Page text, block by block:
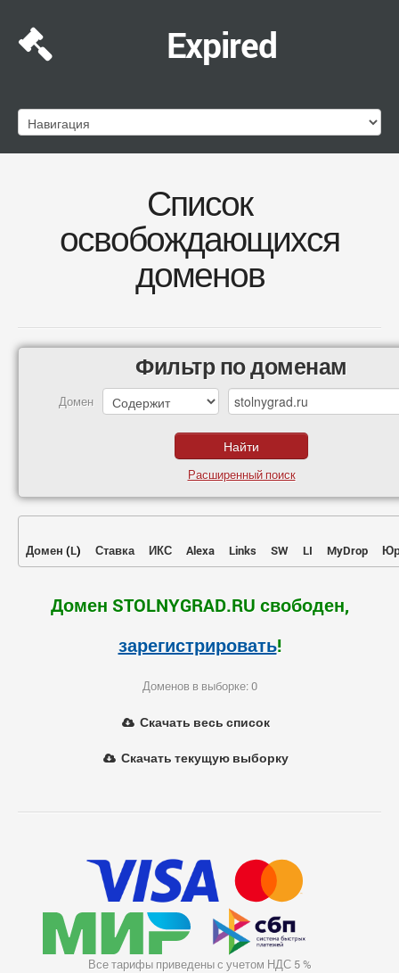
Expired
Список
освобождающихся
доменов
Фильтр по доменам
Домен
Расширенный поиск
Домен (L) Ставка ИКС Alexa Links SW LI MyDrop
Домен STOLNYGRAD.RU свободен,
зарегистрировать!
Доменов в выборке: 0
Скачать весь список
Скачать текущую выборку
Все тарифы приведены с учетом НДС 5 %